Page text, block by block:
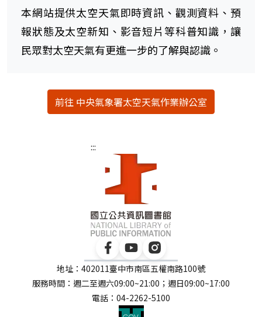
本網站提供太空天氣即時資訊、觀測資料、預
報狀態及太空新知、影音短片等科普知識，讓
民眾對太空天氣有更進一步的了解與認識。
前往 中央氣象署太空天氣作業辦公室
:::
地址：402011臺中市南區五權南路100號
服務時間：週二至週六09:00~21:00；週日09:00~17:00
電話：04-2262-5100